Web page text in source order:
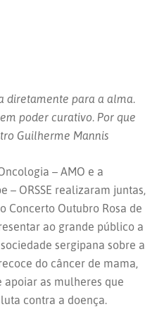
diretamente para a alma.
poder curativo. Por que
Guilherme Mannis
– AMO e a
– ORSSE realizaram juntas,
Concerto Outubro Rosa de
ao grande público a
sergipana sobre a
do câncer de mama,
apoiar as mulheres que
contra a doença.